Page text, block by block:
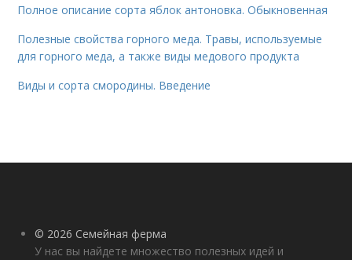
Полное описание сорта яблок антоновка. Обыкновенная
Полезные свойства горного меда. Травы, используемые
для горного меда, а также виды медового продукта
Виды и сорта смородины. Введение
© 2026 Семейная ферма
У нас вы найдете множество полезных идей и